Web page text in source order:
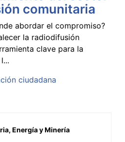
comunitaria
abordar el compromiso?
la radiodifusión
clave para la
ciudadana
Energía y Minería